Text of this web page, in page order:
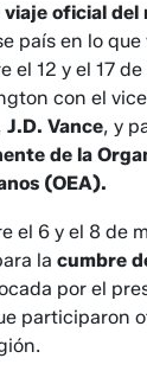
oficial del
país en lo
el 12 y el 17
con el
J.D. Vance, y
de la
(OEA).
el 6 y el 8 de
lacumbre
por el
participaron